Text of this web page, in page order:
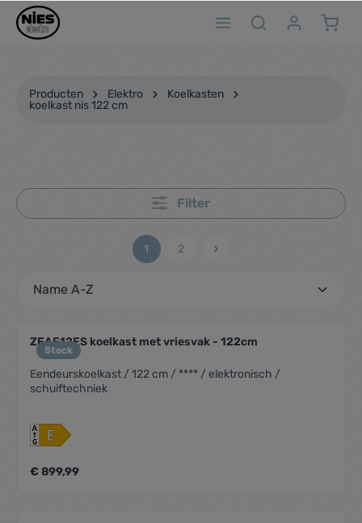
Producten Elektro
Koelkasten
koelkast nis 122 cm
Filter
1 2
Stock
ZEAE12ES koelkast met vriesvak - 122cm
Eendeurskoelkast / 122 cm / **** / elektronisch /
schuiftechniek
€ 899,99